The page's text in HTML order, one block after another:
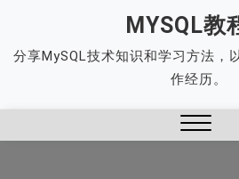
content
MYSQL教
分享MySQL技术知识和学习方法，
作经历。